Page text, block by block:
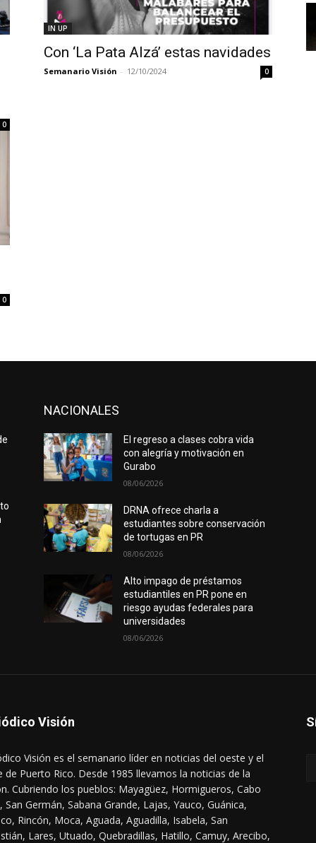
0
IN UP
Con ‘La Pata Alzá’ estas navidades
Semanario Visión - 12/10/2024 0
0
NACIONALES
El regreso a clases cobra vida
con alegría y motivación en
Gurabo
08/06/2026
DRNA ofrece charla a
estudiantes sobre conservación
de tortugas en PR
08/06/2026
Alto impago de préstamos
estudiantiles en PR pone en
riesgo ayudas federales para
universidades
08/06/2026
Visión
Visión es el semanario líder en noticias del oeste y el
de Puerto Rico. Desde 1985 llevamos la noticias de la
Cubriendo los pueblos: Mayagüez, Hormigueros, Cabo
San Germán, Sabana Grande, Lajas, Yauco, Guánica,
Rincón, Moca, Aguada, Aguadilla, Isabela, San
Lares, Utuado, Quebradillas, Hatillo, Camuy, Arecibo,